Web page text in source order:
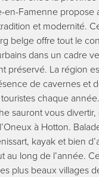
en-Famenne propose
et modernité.
belge offre tout le
dans un cadre
préservé. La région
de cavernes et
chaque
sauront vous
à Hotton.
kayak et bien
au long de l’année.
plus beaux villages